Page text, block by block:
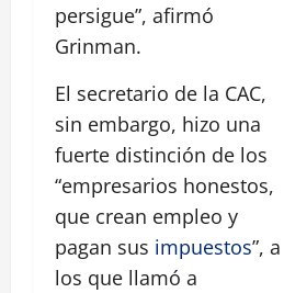
persigue”, afirmó
Grinman.
El secretario de la CAC,
sin embargo, hizo una
fuerte distinción de los
“empresarios honestos,
que crean empleo y
pagan sus impuestos”, a
los que llamó a